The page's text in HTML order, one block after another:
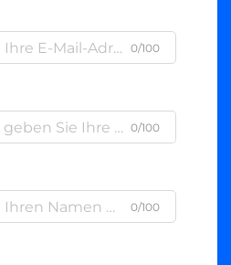
0/100
0/100
0/100